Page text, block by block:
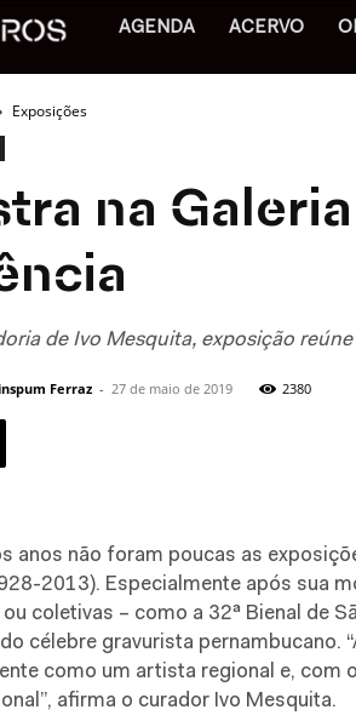
AGENDA ACERVO
Exposições
na
de Ivo Mesquita, exposição
Ferraz - 27 de maio de 2019 2380
anos não foram poucas as
2013). Especialmente após sua
coletivas – como a 32ª Bienal de
célebre gravurista pernambucano.
como um artista regional e, com
afirma o curador Ivo Mesquita.